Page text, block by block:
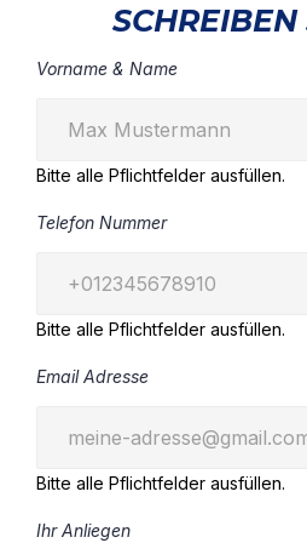
SCHREIBEN
Vorname & Name
Bitte alle Pflichtfelder ausfüllen.
Telefon Nummer
Bitte alle Pflichtfelder ausfüllen.
Email Adresse
Bitte alle Pflichtfelder ausfüllen.
Ihr Anliegen